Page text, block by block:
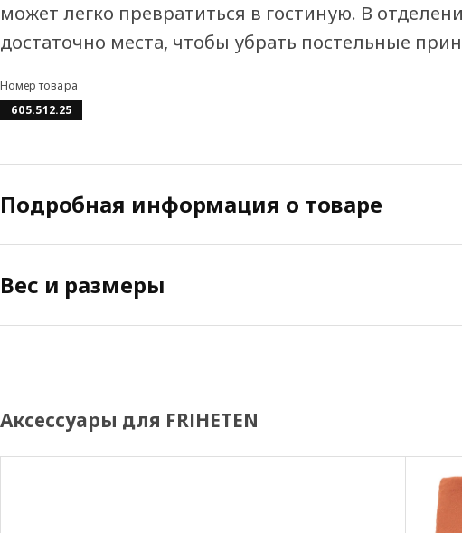
может легко превратиться в гостиную. В
достаточно места, чтобы убрать постельные
Номер товара
605.512.25
Подробная информация о товаре
Вес и размеры
Аксессуары для FRIHETEN